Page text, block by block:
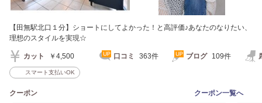
【田無駅北口１分】ショートにしてよかった！と高評価♪あなたのなりたい、
理想のスタイルを実現☆
カット ￥4,500 口コミ 363件 ブログ 109件
スマート支払いOK
クーポン クーポン一覧へ